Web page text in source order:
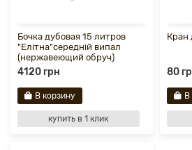
Бочка дубовая 15 литров
"Елітна"середній випал
(нержавеющий обруч)
4120 грн
В корзину
купить в 1 клик
Кран
80
В